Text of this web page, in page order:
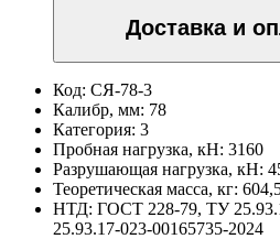
Доставка и
Код: СЯ-78-3
Калибр, мм: 78
Категория: 3
Пробная нагрузка, кН: 3160
Разрушающая нагрузка, кН:
Теоретическая масса, кг:
НТД: ГОСТ 228-79, ТУ
25.93.17-023-00165735-2024